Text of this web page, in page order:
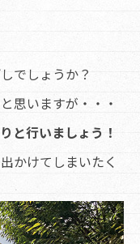
でしょうか？
思いますが・・・
と行いましょう！
かけてしまいたく